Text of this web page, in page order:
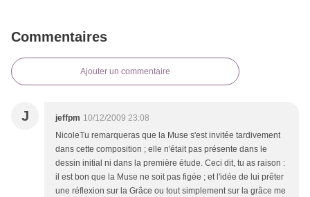
Commentaires
Ajouter un commentaire
J jeffpm 10/12/2009 23:08
NicoleTu remarqueras que la Muse s'est invitée tardivement
dans cette composition ; elle n'était pas présente dans le
dessin initial ni dans la première étude. Ceci dit, tu as raison :
il est bon que la Muse ne soit pas figée ; et l'idée de lui prêter
une réflexion sur la Grâce ou tout simplement sur la grâce me